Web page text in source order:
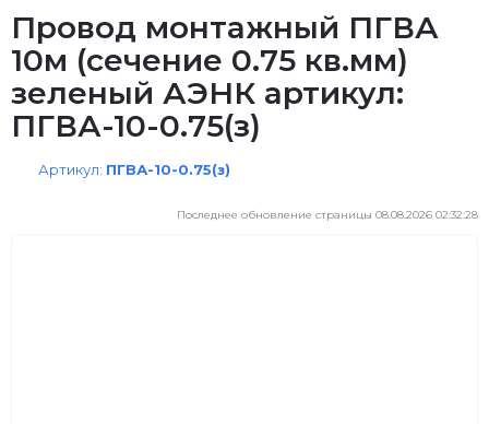
Провод монтажный ПГВА
10м (сечение 0.75 кв.мм)
зеленый АЭНК артикул:
ПГВА-10-0.75(з)
Артикул: ПГВА-10-0.75(з)
Последнее обновление страницы 08.08.2026 02:32:28